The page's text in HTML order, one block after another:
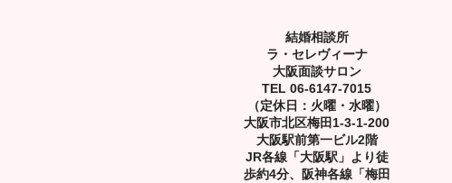
結婚相談所
ラ・セレヴィーナ
大阪面談サロン
TEL 06-6147-7015
（定休日：火曜・水曜）
大阪市北区梅田1-3-1-200
大阪駅前第一ビル2階
JR各線「大阪駅」より徒
歩約4分、阪神各線「梅田